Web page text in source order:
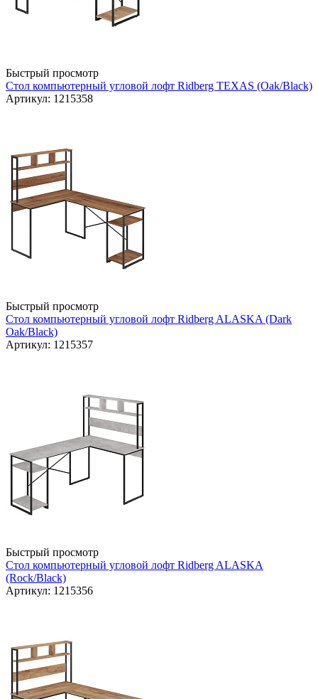
Быстрый просмотр
Стол компьютерный угловой лофт Ridberg TEXAS (Oak/Black)
Артикул: 1215358
Быстрый просмотр
Стол компьютерный угловой лофт Ridberg ALASKA (Dark
Oak/Black)
Артикул: 1215357
Быстрый просмотр
Стол компьютерный угловой лофт Ridberg ALASKA
(Rock/Black)
Артикул: 1215356